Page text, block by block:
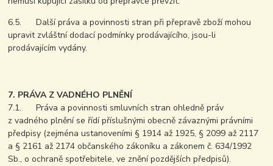
6.5. Další práva a povinnosti stran při přepravě zboží mohou
upravit zvláštní dodací podmínky prodávajícího, jsou-li
prodávajícím vydány.
7. PRÁVA Z VADNÉHO PLNĚNÍ
7.1. Práva a povinnosti smluvních stran ohledně práv
z vadného plnění se řídí příslušnými obecně závaznými právními
předpisy (zejména ustanoveními § 1914 až 1925, § 2099 až 2117
a § 2161 až 2174 občanského zákoníku a zákonem č. 634/1992
Sb., o ochraně spotřebitele, ve znění pozdějších předpisů).